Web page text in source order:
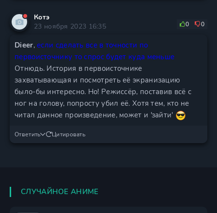
Котэ
23 ноября 2023 16:35
0 0
Dieer,если сделать все в точности по
первоисточнику то спрос будет куда меньше
Отнюдь. История в первоисточнике
захватывающая и посмотреть её экранизацию
было-бы интересно. Но! Режиссёр, поставив всё с
ног на голову, попросту убил её. Хотя тем, кто не
читал данное произведение, может и 'зайти'
Ответить Цитировать
СЛУЧАЙНОЕ АНИМЕ